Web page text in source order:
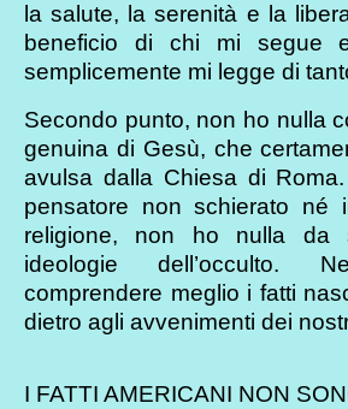
la salute, la serenità e la
beneficio di chi mi segue
semplicemente mi legge di
Secondo punto, non ho nulla
genuina di Gesù, che
avulsa dalla Chiesa di
pensatore non schierato né
religione, non ho nulla da
ideologie dell’occulto.
comprendere meglio i fatti
dietro agli avvenimenti dei
I FATTI AMERICANI NON